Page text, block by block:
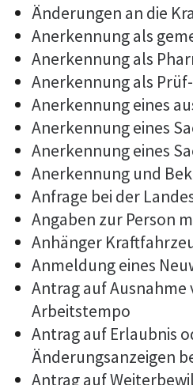
Änderungen an die
Anerkennung als
Anerkennung als
Anerkennung als
Anerkennung eines
Anerkennung eines
Anerkennung eines
Anerkennung und
Anfrage bei der
Angaben zur Person
Anhänger
Anmeldung eines
Antrag auf
Arbeitstempo
Antrag auf Erlaubnis
Änderungsanzeigen
Antrag auf